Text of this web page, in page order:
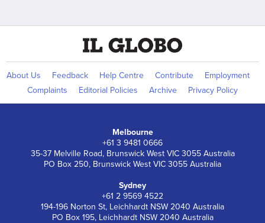
About Us Feedback Help Centre Contribute
Employment
Complaints
Editorial Policies Archive Privacy Policy
Melbourne
+61 3 9481 0666
35-37 Melville Road, Brunswick West VIC 3055 Australia
PO Box 250, Brunswick West VIC 3055 Australia
Sydney
+61 2 9569 4522
194-196 Norton St, Leichhardt NSW 2040 Australia
PO Box 195, Leichhardt NSW 2040 Australia